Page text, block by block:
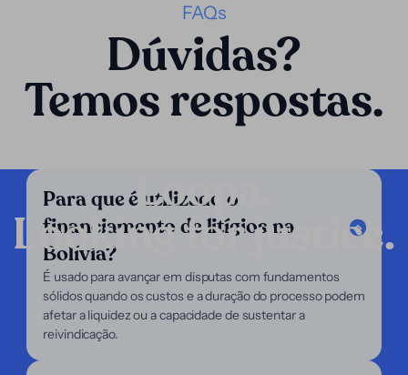
FAQs
Dúvidas?
Temos respostas.
Para que é utilizado o
financiamento de litígios na
Bolívia?
É usado para avançar em disputas com fundamentos
sólidos quando os custos e a duração do processo podem
afetar a liquidez ou a capacidade de sustentar a
reivindicação.
Loopa.
Looking for justice.
Empresa
Nossos serviços
Nosso foco
Sobre nós